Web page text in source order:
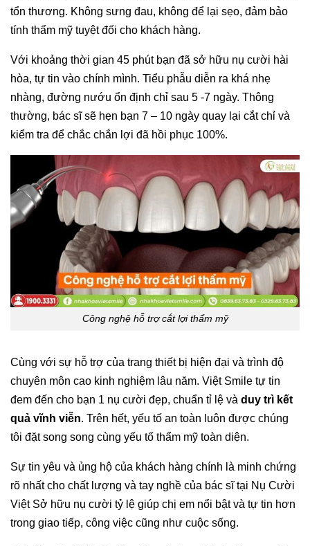
tổn thương. Không sưng đau, không để lại sẹo, đảm bảo
tính thẩm mỹ tuyệt đối cho khách hàng.
Với khoảng thời gian 45 phút bạn đã sở hữu nụ cười hài
hòa, tự tin vào chính mình. Tiểu phẫu diễn ra khá nhẹ
nhàng, đường nướu ổn định chỉ sau 5 -7 ngày. Thông
thường, bác sĩ sẽ hẹn bạn 7 – 10 ngày quay lại cắt chỉ và
kiểm tra để chắc chắn lợi đã hồi phục 100%.
Công nghệ hỗ trợ cắt lợi thẩm mỹ
Cùng với sự hỗ trợ của trang thiết bị hiện đại và trình độ
chuyên môn cao kinh nghiệm lâu năm. Việt Smile tự tin
đem đến cho bạn 1 nụ cười đẹp, chuẩn tỉ lệ và duy trì kết
quả vĩnh viễn. Trên hết, yếu tố an toàn luôn được chúng
tôi đặt song song cùng yếu tố thẩm mỹ toàn diện.
Sự tin yêu và ủng hộ của khách hàng chính là minh chứng
rõ nhất cho chất lượng và tay nghề của bác sĩ tại Nụ Cười
Việt Sở hữu nụ cười tỷ lệ giúp chị em nổi bật và tự tin hơn
trong giao tiếp, công việc cũng như cuộc sống.